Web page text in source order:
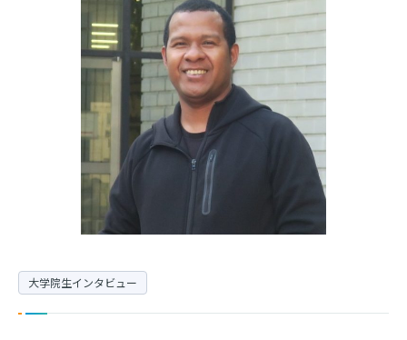
大学院生インタビュー